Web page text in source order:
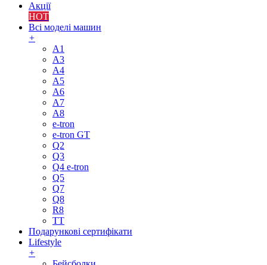
Акції
HOT
Всі моделі машин
+
A1
A3
A4
A5
A6
A7
A8
e-tron
e-tron GT
Q2
Q3
Q4 e-tron
Q5
Q7
Q8
R8
TT
Подарункові сертифікати
Lifestyle
+